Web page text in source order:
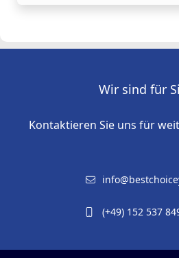
Wir sind für
Kontaktieren Sie uns für
(+49) 152 537